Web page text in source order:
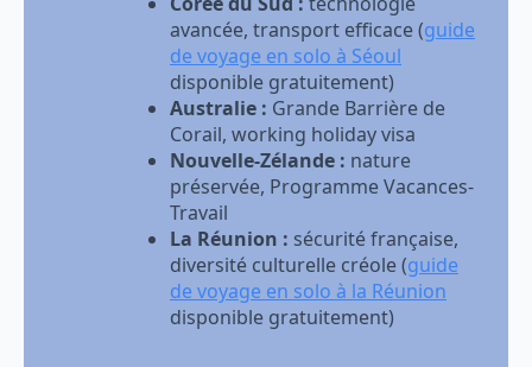
avancée, transport efficace (guide
de voyage en solo à Séoul
disponible gratuitement)
Australie : Grande Barrière de
Corail, working holiday visa
Nouvelle-Zélande : nature
préservée, Programme Vacances-
Travail
La Réunion : sécurité française,
diversité culturelle créole (guide
de voyage en solo à la Réunion
disponible gratuitement)